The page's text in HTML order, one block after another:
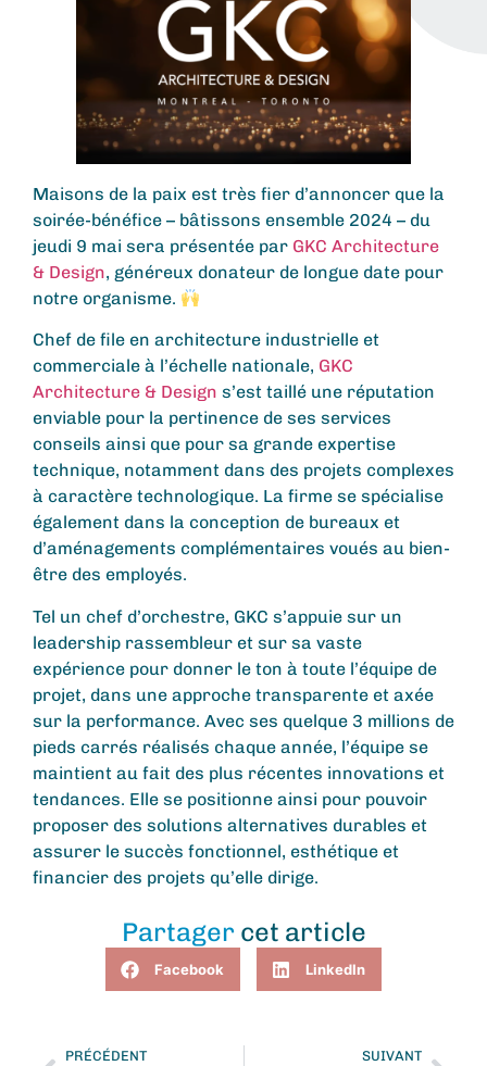
Maisons de la paix est très fier d’annoncer que la
soirée-bénéfice – bâtissons ensemble 2024 – du
jeudi 9 mai sera présentée par GKC Architecture
& Design, généreux donateur de longue date pour
notre organisme.
Chef de file en architecture industrielle et
commerciale à l’échelle nationale, GKC
Architecture & Design s’est taillé une réputation
enviable pour la pertinence de ses services
conseils ainsi que pour sa grande expertise
technique, notamment dans des projets complexes
à caractère technologique. La firme se spécialise
également dans la conception de bureaux et
d’aménagements complémentaires voués au bien-
être des employés.
Tel un chef d’orchestre, GKC s’appuie sur un
leadership rassembleur et sur sa vaste
expérience pour donner le ton à toute l’équipe de
projet, dans une approche transparente et axée
sur la performance. Avec ses quelque 3 millions de
pieds carrés réalisés chaque année, l’équipe se
maintient au fait des plus récentes innovations et
tendances. Elle se positionne ainsi pour pouvoir
proposer des solutions alternatives durables et
assurer le succès fonctionnel, esthétique et
financier des projets qu’elle dirige.
Partagercet article
Facebook LinkedIn
PRÉCÉDENT SUIVANT